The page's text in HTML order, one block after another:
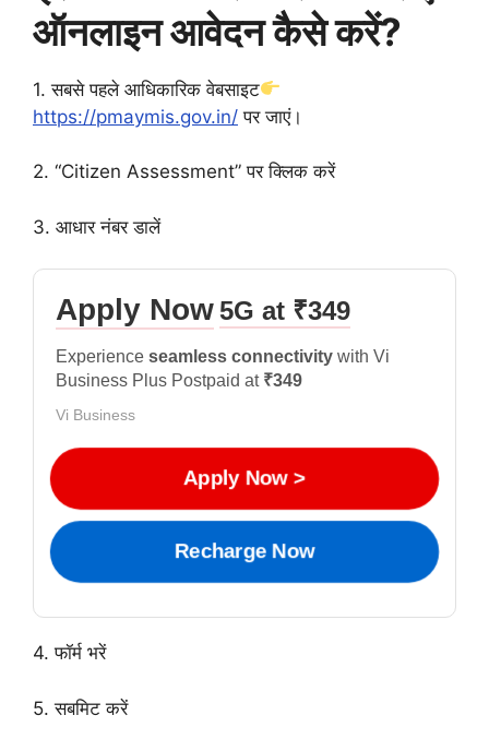
ऑनलाइन आवेदन कैसे करें?
1. सबसे पहले आधिकारिक वेबसाइट
https://pmaymis.gov.in/ पर जाएं।
2. “Citizen Assessment” पर क्लिक करें
3. आधार नंबर डालें
Apply Now5G at ₹349
Experience seamless connectivity with Vi
Business Plus Postpaid at ₹349
Vi Business
Apply Now >
Recharge Now
4. फॉर्म भरें
5. सबमिट करें